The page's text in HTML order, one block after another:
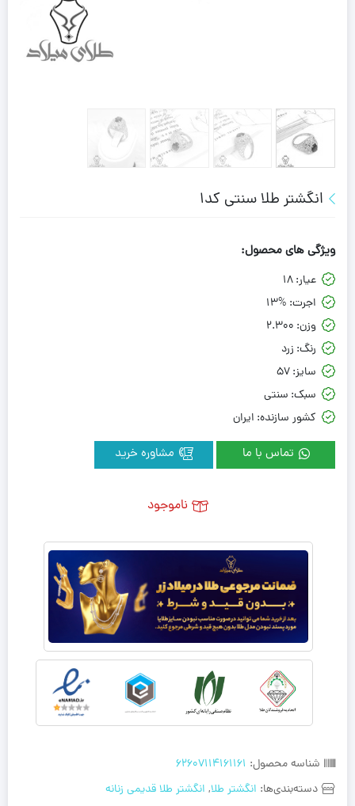
انگشتر طلا سنتی کد1
شناسه محصول: 62607114161161
دسته‌بندی‌ها: انگشتر طلا, انگشتر طلا قدیمی زنانه
ویژگی های محصول:
عیار:18
اجرت: 13%
وزن: 2.300
رنگ: زرد
سایز:57
سبک: سنتی
کشور سازنده: ایران
تماس با ما
ناموجود